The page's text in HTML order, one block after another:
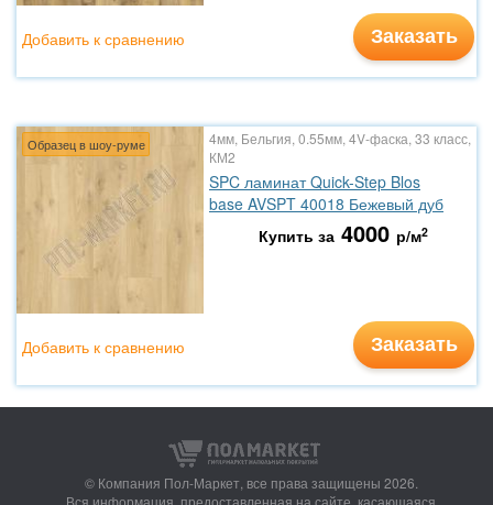
Заказать
Добавить к сравнению
Образец в шоу-руме
4мм, Бельгия, 0.55мм, 4V-фаска, 33 класс,
КМ2
SPC ламинат Quick-Step Blos
base AVSPT 40018 Бежевый дуб
Купить за 4000 р/м2
Заказать
Добавить к сравнению
© Компания Пол-Маркет, все права защищены 2026.
Вся информация, предоставленная на сайте, касающаяся